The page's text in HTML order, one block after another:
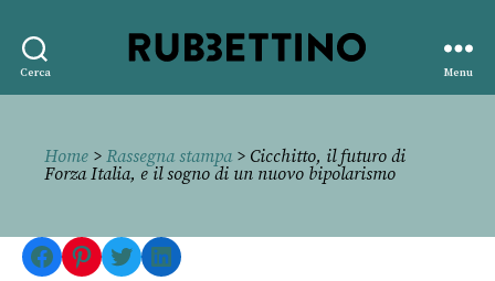
Cerca
editore
Menu
Home > Rassegna stampa> Cicchitto, il futuro di
Forza Italia, e il sogno di un nuovo bipolarismo
Facebook
Pinterest
TwitterLinkedIn